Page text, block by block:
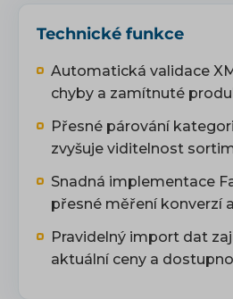
Technické funkce
Automatická validace
chyby a zamítnuté
Přesné párování
zvyšuje viditelnost
Snadná implementace
přesné měření konverzí
Pravidelný import dat
aktuální ceny a